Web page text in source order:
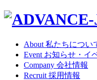
About 私たちについ
Event お知らせ・イ
Company 会社情報
Recruit 採用情報